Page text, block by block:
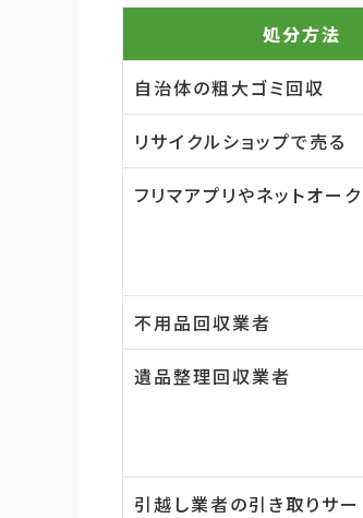
処分方法
自治体の粗大ゴミ回収
リサイクルショップで売る
フリマアプリやネットオー
不用品回収業者
遺品整理回収業者
引越し業者の引き取りサー